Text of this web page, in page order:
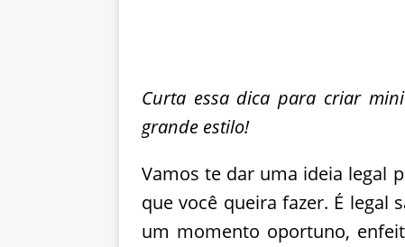
Curta essa dica para criar
grande estilo!
Vamos te dar uma ideia legal
que você queira fazer. É legal
um momento oportuno,